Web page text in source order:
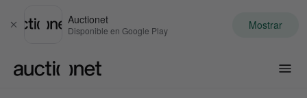
Cerrar
Auctionet
Disponible en Google Play Mostrar